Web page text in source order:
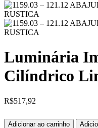
Luminária
Cilíndrico
R$517,92
Adicionar ao carrinho